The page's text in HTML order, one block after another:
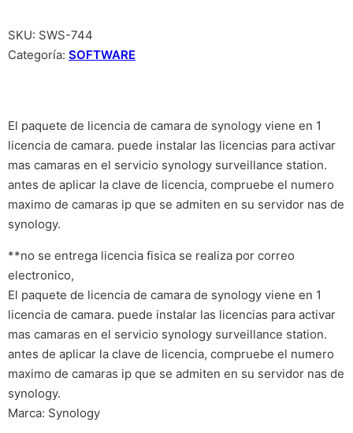
SKU: SWS-744
Categoría: SOFTWARE
El paquete de licencia de camara de synology viene en 1
licencia de camara. puede instalar las licencias para activar
mas camaras en el servicio synology surveillance station.
antes de aplicar la clave de licencia, compruebe el numero
maximo de camaras ip que se admiten en su servidor nas de
synology.
**no se entrega licencia fisica se realiza por correo
electronico,
El paquete de licencia de camara de synology viene en 1
licencia de camara. puede instalar las licencias para activar
mas camaras en el servicio synology surveillance station.
antes de aplicar la clave de licencia, compruebe el numero
maximo de camaras ip que se admiten en su servidor nas de
synology.
Marca: Synology